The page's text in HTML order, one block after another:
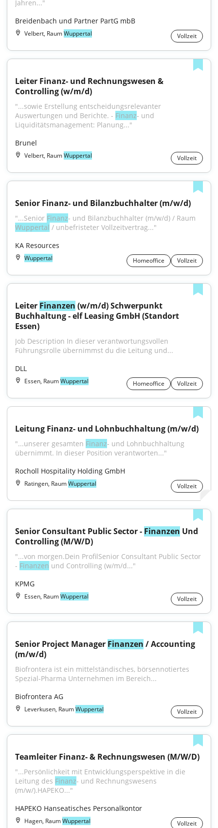
Jahren..."
Breidenbach und Partner PartG mbB
Velbert, RaumWuppertal Vollzeit
Leiter Finanz- und Rechnungswesen &
Controlling (w/m/d)
"...sowie Erstellung entscheidungsrelevanter
Auswertungen und Berichte. - Finanz- und
Liquiditätsmanagement: Planung..."
Brunel
Velbert, RaumWuppertal Vollzeit
Senior Finanz- und Bilanzbuchhalter (m/w/d)
"...Senior Finanz
Wuppertal / unbefristeter Vollzeitvertrag..."
KA Resources
Wuppertal Homeoffice Vollzeit
Leiter Finanzen (w/m/d) Schwerpunkt
Buchhaltung - elf Leasing GmbH (Standort
Essen)
Job Description In dieser verantwortungsvollen
Führungsrolle übernimmst du die Leitung und...
DLL
Essen, RaumWuppertal Homeoffice Vollzeit
Leitung Finanz- und Lohnbuchhaltung (m/w/d)
"...unserer gesamten Finanz- und Lohnbuchhaltung
übernimmt. In dieser Position verantworten..."
Rocholl Hospitality Holding GmbH
Ratingen, RaumWuppertal Vollzeit
Senior Consultant Public Sector - Finanzen Und
Controlling (M/W/D)
"...von morgen.Dein ProfilSenior Consultant Public Sector
- Finanzen und Controlling (w/m/d..."
KPMG
Essen, RaumWuppertal Vollzeit
Senior Project Manager Finanzen / Accounting
(m/w/d)
Biofrontera ist ein mittelständisches, börsennotiertes
Spezial-Pharma Unternehmen im Bereich...
Biofrontera AG
Leverkusen, RaumWuppertal Vollzeit
Teamleiter Finanz- & Rechnungswesen (M/W/D)
"...Persönlichkeit mit Entwicklungsperspektive in die
Leitung des Finanz- und Rechnungswesens
(m/w/).HAPEKO..."
HAPEKO Hanseatisches Personalkontor
Hagen, RaumWuppertal Vollzeit